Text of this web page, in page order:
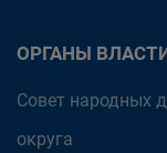
ОРГАНЫ
Совет народных
округа